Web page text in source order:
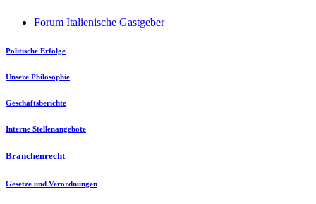
Forum Italienische Gastgeber
Politische Erfolge
Unsere Philosophie
Geschäftsberichte
Interne Stellenangebote
Branchenrecht
Gesetze und Verordnungen